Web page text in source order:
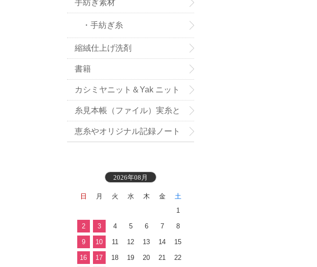
手紡ぎ素材
・手紡ぎ糸
縮絨仕上げ洗剤
書籍
カシミヤニット＆Yak ニット
小物お買い得
糸見本帳（ファイル）実糸と
織地見本付き
恵糸やオリジナル記録ノート
2026年08月
日 月 火 水 木 金
土
1
2 3 4 5 6 7 8
9 10 11 12 13 14 15
16 17 18 19 20 21 22